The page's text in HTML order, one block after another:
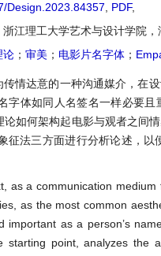
Design.2023.84357 PDF,
浙江理工大学艺术与设计学院，
论 ； 审美 ； 电影片名字体 ；
传情达意的一种沟通媒介，在
字体如同人名签名一样必要
论如何架构起电影与观者之间
征法三方面进行分析论述，
as a communication
as the most common
important as a person’s
starting point, analyzes the